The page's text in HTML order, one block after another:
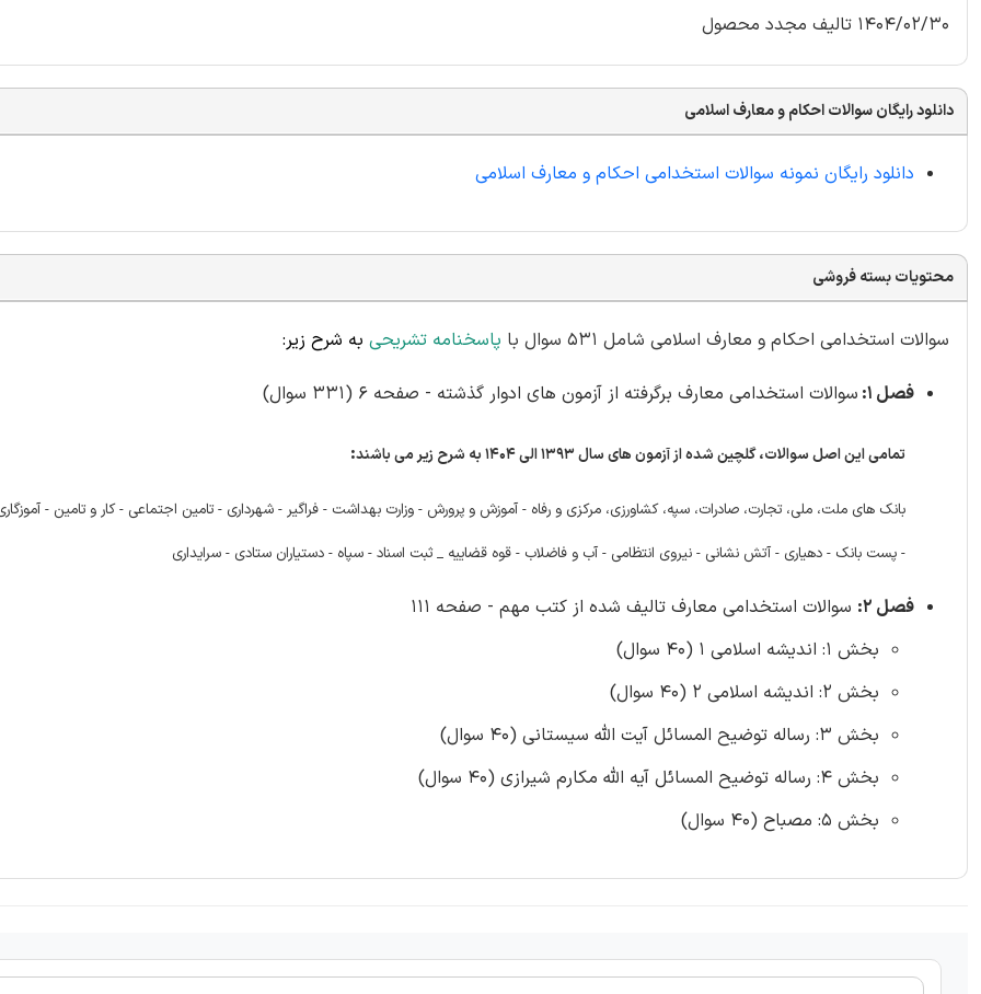
1404/02/30 تالیف مجدد محصول
دانلود رایگان سوالات احکام و معارف اسلامی
دانلود رایگان نمونه سوالات استخدامی احکام و معارف اسلامی
محتویات بسته فروشی
سوالات استخدامی احکام و معارف اسلامی شامل 531 سوال با پاسخنامه تشریحی به شرح زیر:
فصل 1: سوالات استخدامی معارف برگرفته از آزمون های ادوار گذشته - صفحه 6 (331 سوال)
تمامی این اصل سوالات، گلچین شده از آزمون های سال 1393 الی 1404 به شرح زیر می باشند :
بانک های ملت، ملی، تجارت، صادرات، سپه، کشاورزی، مرکزی و رفاه - آموزش و پرورش - وزارت بهداشت - فراگیر - شهرداری - تامین اجتماعی - کار و تامین -
- پست بانک - دهیاری - آتش نشانی - نیروی انتظامی - آب و فاضلاب - قوه قضاییه _ ثبت اسناد - سپاه - دستیاران ستادی - سرایداری
فصل 2:
سوالات استخدامی معارف تالیف شده از کتب مهم - صفحه 111
بخش 1: اندیشه اسلامی 1 (40 سوال)
بخش 2: اندیشه اسلامی 2 (40 سوال)
بخش 3: رساله توضیح المسائل آیت الله سیستانی (40 سوال)
بخش 4: رساله توضیح المسائل آیه الله مکارم شیرازی (40 سوال)
بخش 5: مصباح (40 سوال)